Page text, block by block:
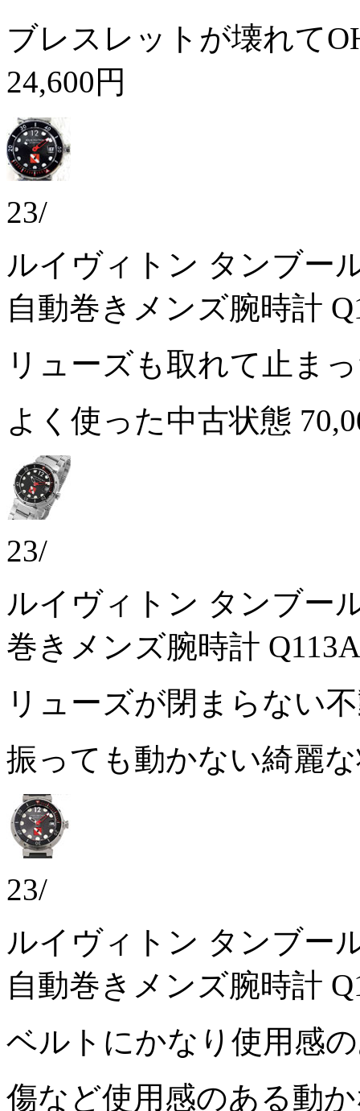
ブレスレットが壊れて
24,600円
23/
ルイヴィトン タンブー
自動巻きメンズ腕時計
リューズも取れて止ま
よく使った中古状態
23/
ルイヴィトン タンブー
巻きメンズ腕時計 Q113A
リューズが閉まらない
振っても動かない綺麗
23/
ルイヴィトン タンブー
自動巻きメンズ腕時計
ベルトにかなり使用感
傷など使用感のある動